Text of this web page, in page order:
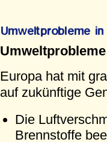
Europa hat mit
auf zukünftige
Die
Brennstoffe